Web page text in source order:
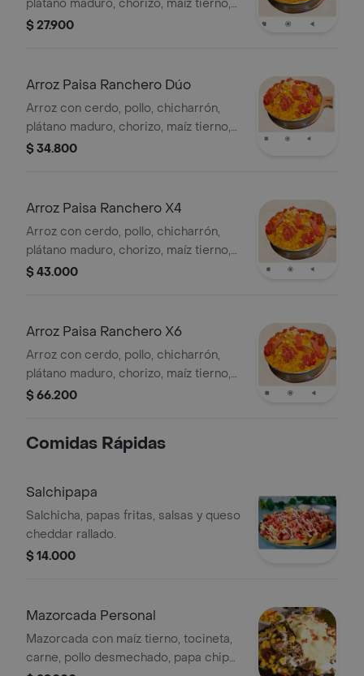
plátano maduro, chorizo, maíz tierno,
costilla de cerdo y salchicha.
$ 27.900
Arroz Paisa Ranchero Dúo
Arroz con cerdo, pollo, chicharrón,
plátano maduro, chorizo, maíz tierno,
costilla de cerdo y salchicha.
$ 34.800
Arroz Paisa Ranchero X4
Arroz con cerdo, pollo, chicharrón,
plátano maduro, chorizo, maíz tierno,
costilla de cerdo y salchicha. Porción
$ 43.000
Arroz Paisa Ranchero X6
Arroz con cerdo, pollo, chicharrón,
plátano maduro, chorizo, maíz tierno,
costilla de cerdo y salchicha. Porción
$ 66.200
Comidas Rápidas
Salchipapa
Salchicha, papas fritas, salsas y queso
cheddar rallado.
$ 14.000
Mazorcada Personal
Mazorcada con maíz tierno, tocineta,
carne, pollo desmechado, papa chips,